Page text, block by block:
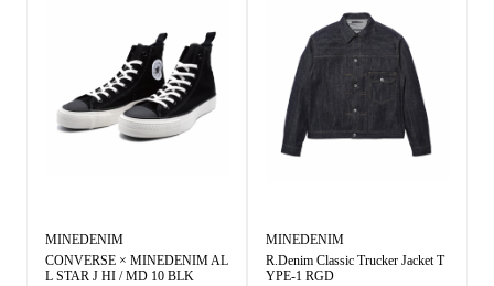
MINEDENIM
CONVERSE × MINEDENIM AL
L STAR J HI / MD 10 BLK
MINEDENIM
R.Denim Classic Trucker Jacket T
YPE-1 RGD